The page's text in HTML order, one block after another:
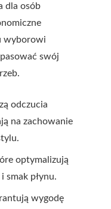
dla osób
wyborowi
swój
odczucia
na zachowanie
optymalizują
smak płynu.
wygodę